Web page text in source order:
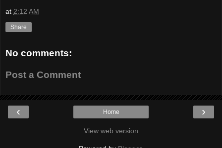
at 2:12 AM
Share
No comments:
Post a Comment
‹ ›
Home
View web version